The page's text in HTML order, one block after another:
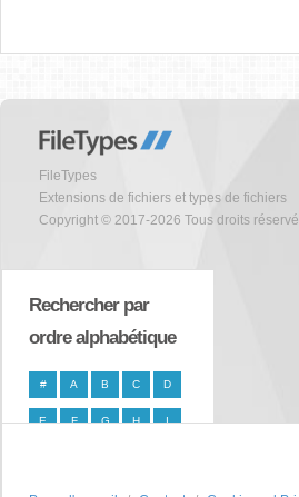
FileTypes
Extensions de fichiers et types de fichiers
Copyright © 2017-2026 Tous droits
Rechercher par
ordre alphabétique
# A B C D
E F G H I
P S